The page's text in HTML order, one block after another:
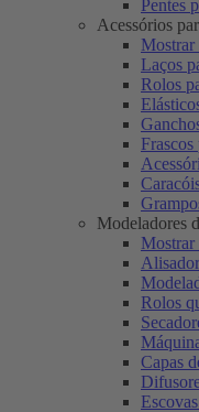
Pentes
Acessórios
Mostrar
Laços
Rolos
Modeladores
Mostrar
Alisador
Rolos
Capas